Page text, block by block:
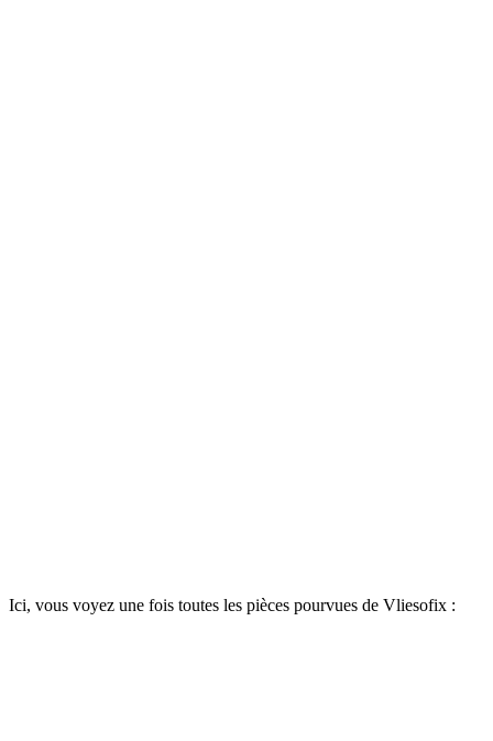
Ici, vous voyez une fois toutes les pièces pourvues de Vliesofix :